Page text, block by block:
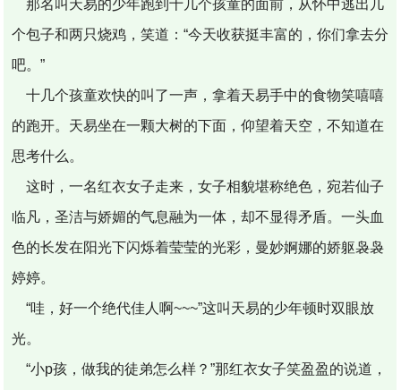
那名叫天易的少年跑到十几个孩童的面前，从怀中逃出几
个包子和两只烧鸡，笑道：“今天收获挺丰富的，你们拿去分
吧。”
十几个孩童欢快的叫了一声，拿着天易手中的食物笑嘻嘻
的跑开。天易坐在一颗大树的下面，仰望着天空，不知道在
思考什么。
这时，一名红衣女子走来，女子相貌堪称绝色，宛若仙子
临凡，圣洁与娇媚的气息融为一体，却不显得矛盾。一头血
色的长发在阳光下闪烁着莹莹的光彩，曼妙婀娜的娇躯袅袅
婷婷。
“哇，好一个绝代佳人啊~~~”这叫天易的少年顿时双眼放
光。
“小p孩，做我的徒弟怎么样？”那红衣女子笑盈盈的说道，